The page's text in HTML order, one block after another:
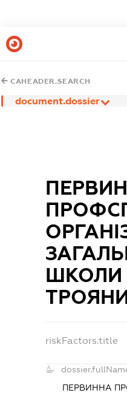
CAHEADER.SEARCH
document.dossier
ШКОЛИ
riskFactors.title
ПЕРВИННА